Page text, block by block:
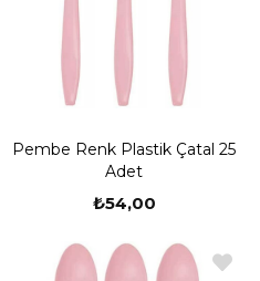
Pembe Renk Plastik Çatal 25
Adet
₺54,00